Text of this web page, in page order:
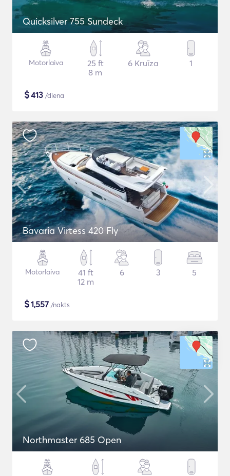
Quicksilver 755 Sundeck
Motorlaiva
25 ft
8 m
6 Kruīza 1
$413 /diena
Bavaria Virtess 420 Fly
Motorlaiva
41 ft
12 m
6 3 5
$1,557 /nakts
Northmaster 685 Open